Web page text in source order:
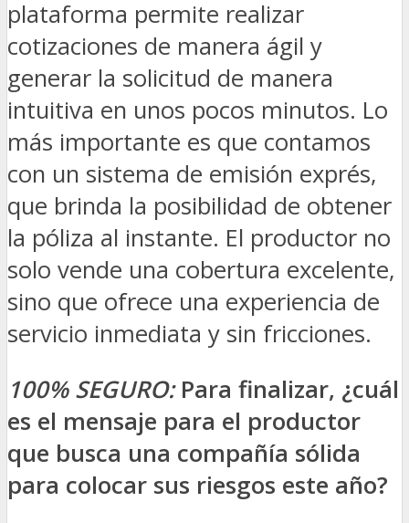
plataforma permite realizar
cotizaciones de manera ágil y
generar la solicitud de manera
intuitiva en unos pocos minutos. Lo
más importante es que contamos
con un sistema de emisión exprés,
que brinda la posibilidad de obtener
la póliza al instante. El productor no
solo vende una cobertura excelente,
sino que ofrece una experiencia de
servicio inmediata y sin fricciones.
100% SEGURO:Para finalizar, ¿cuál
es el mensaje para el productor
que busca una compañía sólida
para colocar sus riesgos este año?